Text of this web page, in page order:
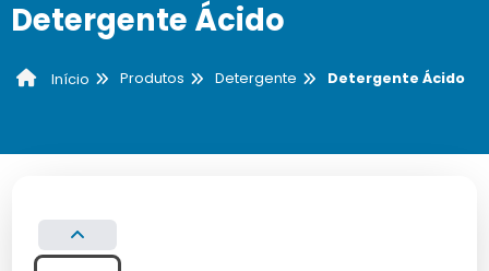
Detergente Ácido
Início Produtos Detergente Detergente Ácido